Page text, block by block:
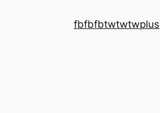
fbfbfbtwtwtwplus